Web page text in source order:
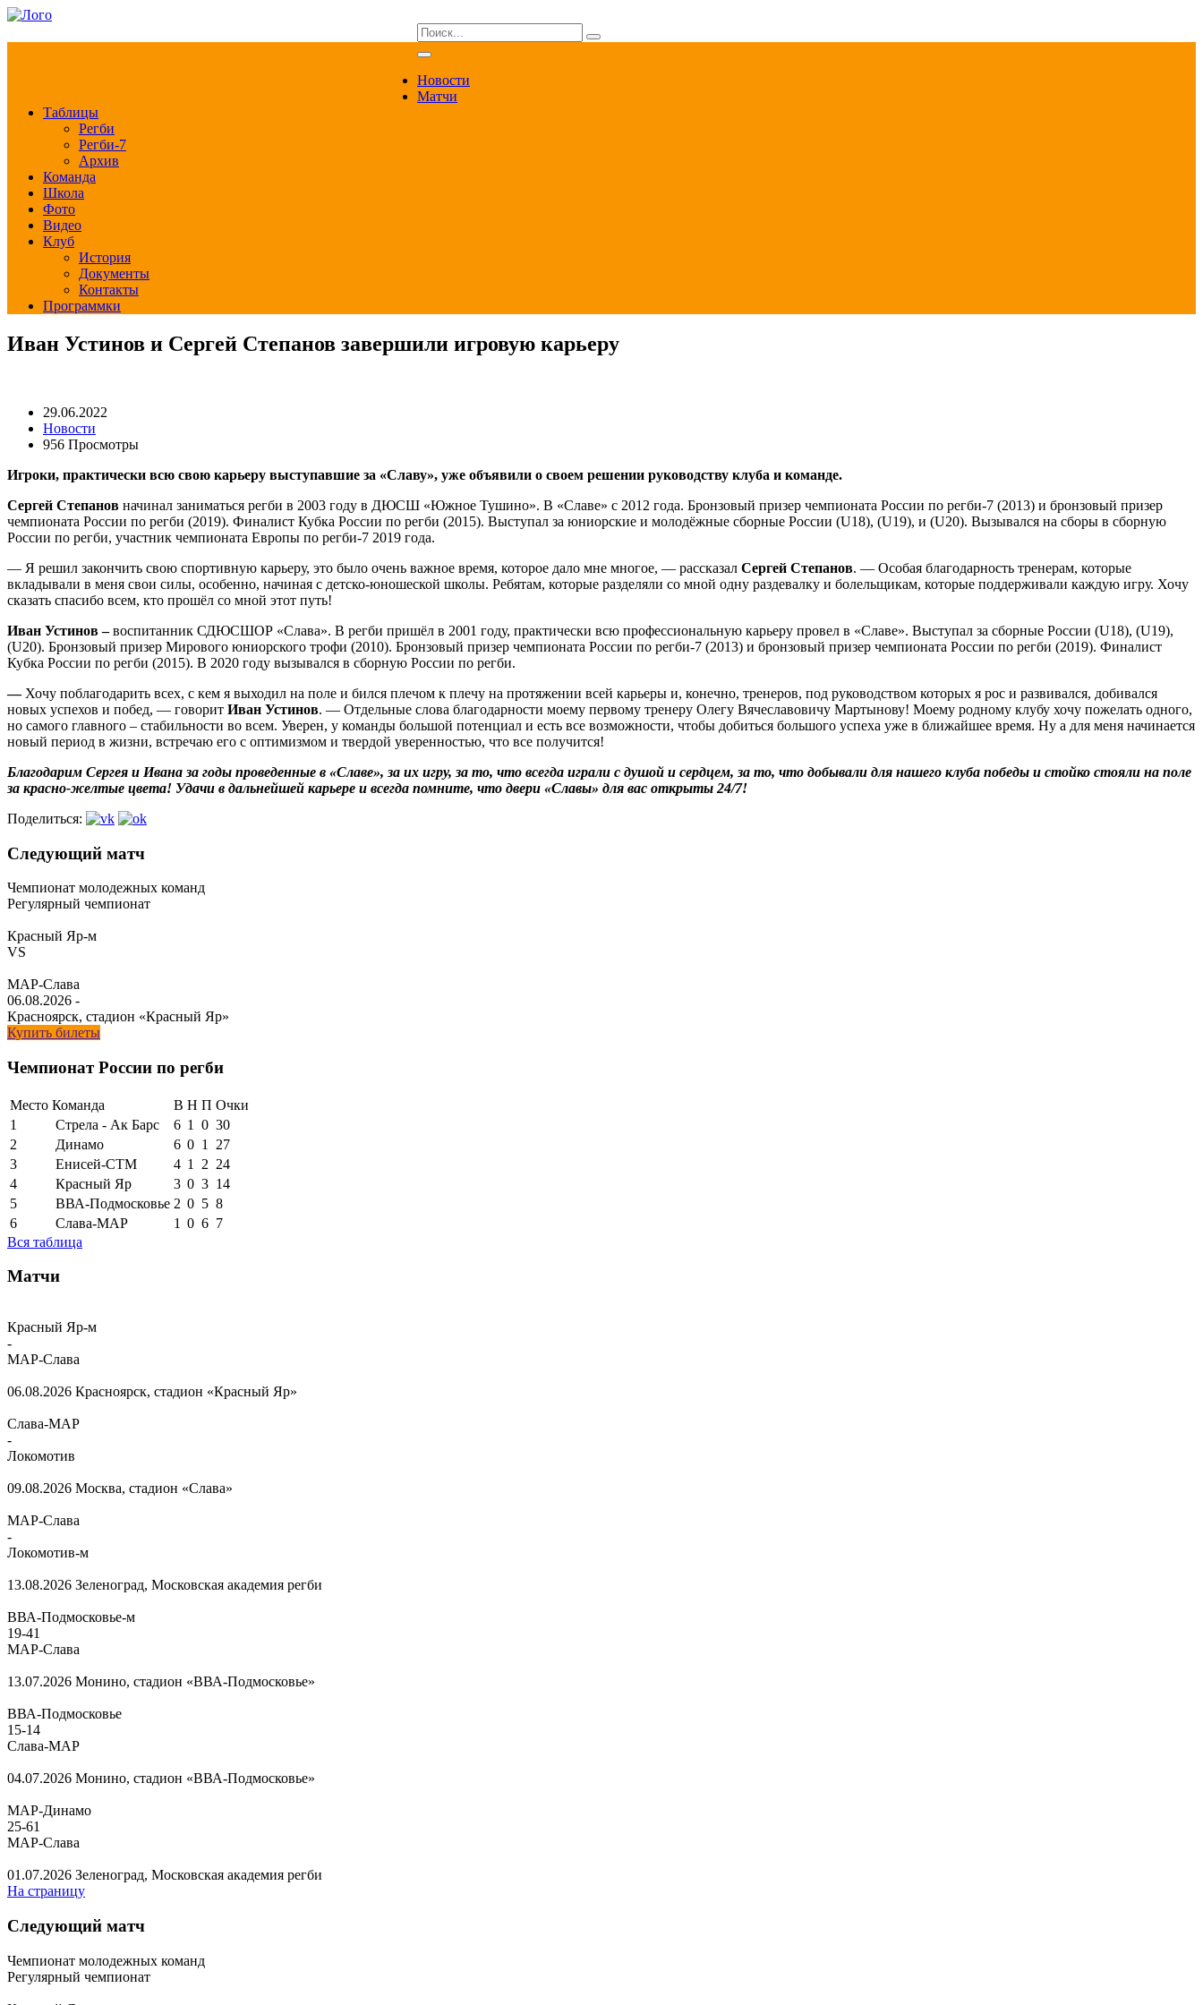
Новости
Матчи
Таблицы
Регби
Регби-7
Архив
Команда
Школа
Фото
Видео
Клуб
История
Документы
Контакты
Программки
Иван Устинов и Сергей Степанов завершили игровую карьеру
29.06.2022
Новости
956 Просмотры
Игроки, практически всю свою карьеру выступавшие за «Славу», уже объявили о своем решении руководству клуба и команде.
Сергей Степанов начинал заниматься регби в 2003 году в ДЮСШ «Южное Тушино». В «Славе» с 2012 года. Бронзовый призер чемпионата России по регби-7 (2013) и бронзовый призер
чемпионата России по регби (2019). Финалист Кубка России по регби (2015). Выступал за юниорские и молодёжные сборные России (U18), (U19), и (U20). Вызывался на сборы в сборную
России по регби, участник чемпионата Европы по регби-7 2019 года.
— Я решил закончить свою спортивную карьеру, это было очень важное время, которое дало мне многое, — рассказал Сергей Степанов. — Особая благодарность тренерам, которые
вкладывали в меня свои силы, особенно, начиная с детско-юношеской школы. Ребятам, которые разделяли со мной одну раздевалку и болельщикам, которые поддерживали каждую игру. Хочу
сказать спасибо всем, кто прошёл со мной этот путь!
Иван Устинов–воспитанник СДЮСШОР «Слава». В регби пришёл в 2001 году, практически всю профессиональную карьеру провел в «Славе». Выступал за сборные России (U18), (U19),
(U20). Бронзовый призер Мирового юниорского трофи (2010). Бронзовый призер чемпионата России по регби-7 (2013) и бронзовый призер чемпионата России по регби (2019). Финалист
Кубка России по регби (2015). В 2020 году вызывался в сборную России по регби.
— Хочу поблагодарить всех, с кем я выходил на поле и бился плечом к плечу на протяжении всей карьеры и, конечно, тренеров, под руководством которых я рос и развивался, добивался
новых успехов и побед, — говорит Иван Устинов. — Отдельные слова благодарности моему первому тренеру Олегу Вячеславовичу Мартынову! Моему родному клубу хочу пожелать одного,
но самого главного – стабильности во всем. Уверен, у команды большой потенциал и есть все возможности, чтобы добиться большого успеха уже в ближайшее время. Ну а для меня начинается
новый период в жизни, встречаю его с оптимизмом и твердой уверенностью, что все получится!
Благодарим Сергея и Ивана за годы проведенные в «Славе», за их игру, за то, что всегда играли с душой и сердцем, за то, что добывали для нашего клуба победы и стойко стояли на поле
за красно-желтые цвета! Удачи в дальнейшей карьере и всегда помните, что двери «Славы» для вас открыты 24/7!
Поделиться:
Следующий матч
Чемпионат молодежных команд
Регулярный чемпионат
Красный Яр-м
VS
МАР-Слава
06.08.2026 -
Красноярск, стадион «Красный Яр»
Купить билеты
Чемпионат России по регби
Место Команда В Н П Очки
1
Стрела - Ак Барс 6 1 0 30
2
Динамо 6 0 1
27
3
Енисей-СТМ 4 1 2 24
4
Красный Яр 3 0 3 14
5
ВВА-Подмосковье 2 0 5 8
6
Слава-МАР 1 0 6 7
Вся таблица
Матчи
Красный Яр-м
-
МАР-Слава
06.08.2026 Красноярск, стадион «Красный Яр»
Слава-МАР
-
Локомотив
09.08.2026 Москва, стадион «Слава»
МАР-Слава
-
Локомотив-м
13.08.2026 Зеленоград, Московская академия регби
ВВА-Подмосковье-м
19-41
МАР-Слава
13.07.2026 Монино, стадион «ВВА-Подмосковье»
ВВА-Подмосковье
15-14
Слава-МАР
04.07.2026 Монино, стадион «ВВА-Подмосковье»
МАР-Динамо
25-61
МАР-Слава
01.07.2026 Зеленоград, Московская академия регби
На страницу
Следующий матч
Чемпионат молодежных команд
Регулярный чемпионат